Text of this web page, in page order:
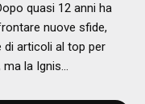
quasi 12 anni ha
nuove sfide,
di articoli al top per
la Ignis...